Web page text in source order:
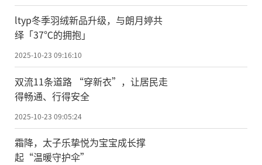
ltyp冬季羽绒新品升级，与朗月婷共
绎「37℃的拥抱」
2025-10-23 09:16:10
双流11条道路 “穿新衣”，让居民走
得畅通、行得安全
2025-10-23 09:05:24
霜降，太子乐挚悦为宝宝成长撑
起“温暖守护伞”